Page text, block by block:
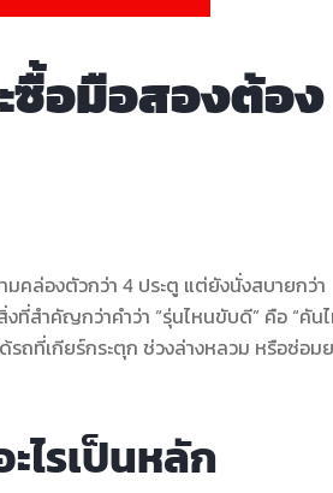
ซื้อมือสองต้อง
มคล่องตัวกว่า 4 ประตู แต่ยังนั่งสบายกว่า
ที่สำคัญกว่าคำว่า “รุ่นไหนขับดี” คือ “คัน
รถที่เกียร์กระตุก ช่วงล่างหลวม หรือซ่อม
ไรเป็นหลัก